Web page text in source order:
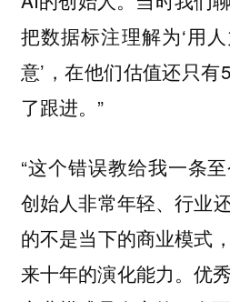
把数据标注理解为‘用
意’，在他们估值还只
了跟进。”
“这个错误教给我一条
创始人非常年轻、行业
的不是当下的商业模式
来十年的演化能力。优